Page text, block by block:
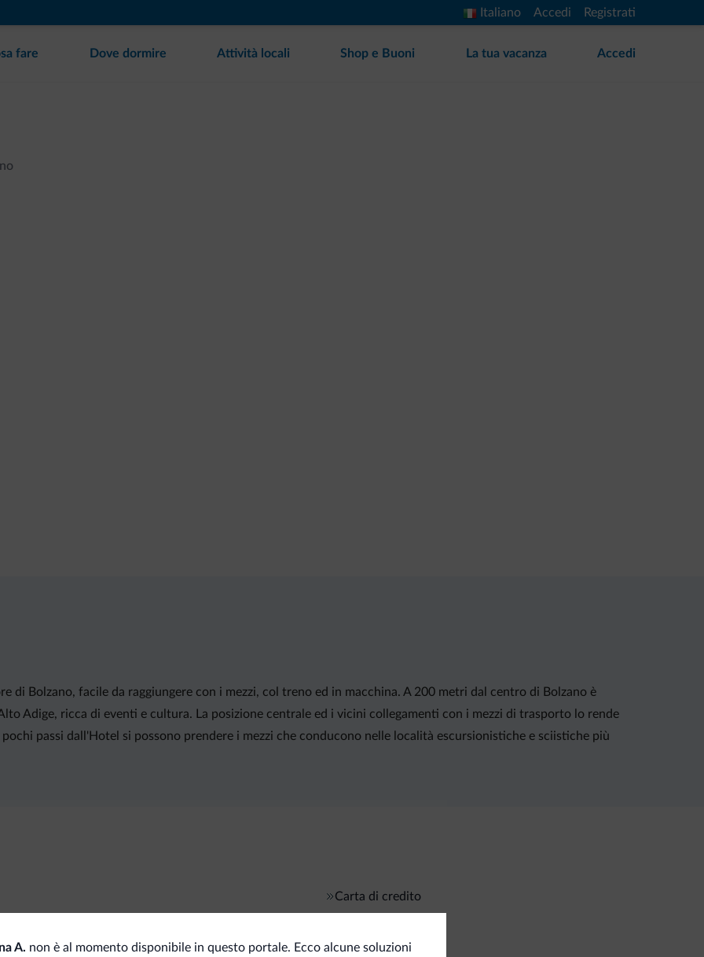
Italiano Accedi Registrati
fare Dove dormire Attività locali Shop e Buoni La tua vacanza Accedi
di Bolzano, facile da raggiungere con i mezzi, col treno ed in macchina. A 200 metri dal centro di Bolzano è
Adige, ricca di eventi e cultura. La posizione centrale ed i vicini collegamenti con i mezzi di trasporto lo rende
passi dall'Hotel si possono prendere i mezzi che conducono nelle località escursionistiche e sciistiche più
Carta di credito
A. non è al momento disponibile in questo portale. Ecco alcune soluzioni